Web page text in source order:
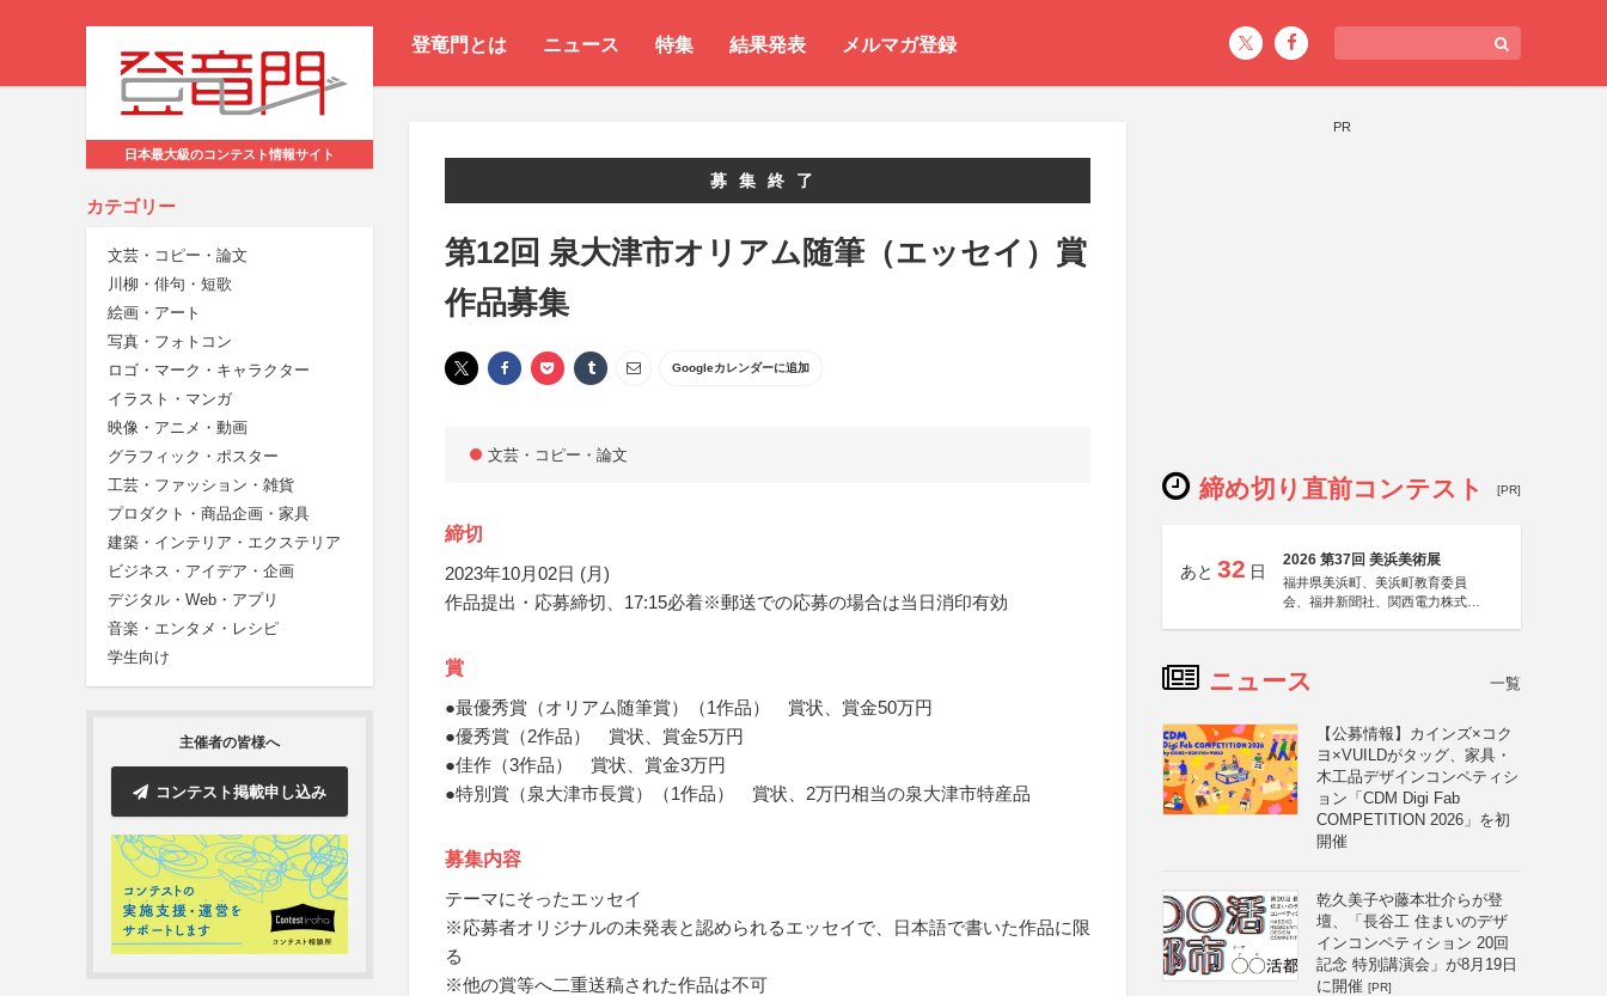
登竜門とは ニュース 特集 結果発表 メルマガ登録
日本最大級のコンテスト情報サイト
カテゴリー
文芸・コピー・論文
川柳・俳句・短歌
絵画・アート
写真・フォトコン
ロゴ・マーク・キャラクター
イラスト・マンガ
映像・アニメ・動画
グラフィック・ポスター
工芸・ファッション・雑貨
プロダクト・商品企画・家具
建築・インテリア・エクステリア
ビジネス・アイデア・企画
デジタル・Web・アプリ
音楽・エンタメ・レシピ
学生向け
主催者の皆様へ
コンテスト掲載申し込み
募集終了
第12回 泉大津市オリアム随筆（エッセイ）賞
作品募集
Googleカレンダーに追加
文芸・コピー・論文
締切
2023年10月02日 (月)
作品提出・応募締切、17:15必着※郵送での応募の場合は当日消印有効
賞
●最優秀賞（オリアム随筆賞）（1作品） 賞状、賞金50万円
●優秀賞（2作品） 賞状、賞金5万円
●佳作（3作品） 賞状、賞金3万円
●特別賞（泉大津市長賞）（1作品） 賞状、2万円相当の泉大津市特産品
募集内容
テーマにそったエッセイ
※応募者オリジナルの未発表と認められるエッセイで、日本語で書いた作品に限
る
※他の賞等へ二重送稿された作品は不可
PR
締め切り直前コンテスト [PR]
あと 32 日
2026 第37回 美浜美術展
福井県美浜町、美浜町教育委員
会、福井新聞社、関西電力株式会
ニュース 一覧
【公募情報】カインズ×コク
ヨ×VUILDがタッグ、家具・
木工品デザインコンペティシ
ョン「CDM Digi Fab
COMPETITION 2026」を初
開催
乾久美子や藤本壮介らが登
壇、「長谷工 住まいのデザ
インコンペティション 20回
記念 特別講演会」が8月19日
に開催 [PR]